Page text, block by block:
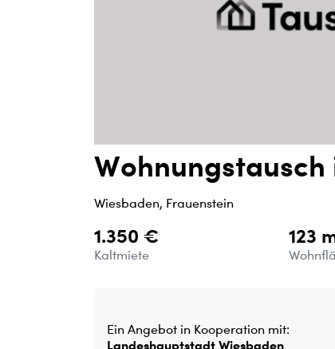
Wiesbaden, Frauenstein
1.350 €
Kaltmiete
123
Ein Angebot in Kooperation mit:
Landeshauptstadt Wiesbaden